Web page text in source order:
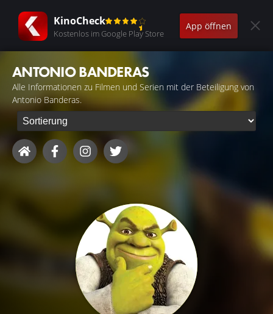
KinoCheck
Kostenlos im Google Play Store
App öffnen
ANTONIO BANDERAS
Alle Informationen zu Filmen und Serien mit der Beteiligung von
Antonio Banderas.